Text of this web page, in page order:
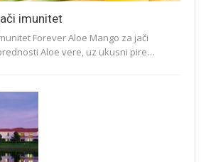
imunitet
Forever Aloe Mango za jači
Aloe vere, uz ukusni pire…